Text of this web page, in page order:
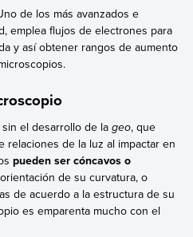
de los más avanzados e
emplea flujos de electrones para
y así obtener rangos de aumento
el desarrollo de la geo, que
relaciones de la luz al impactar en
pueden ser cóncavos o
de su curvatura, o
de acuerdo a la estructura de su
es emparenta mucho con el